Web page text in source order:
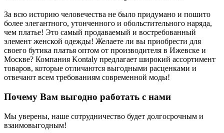
За всю историю человечества не было придумано и пошито
более элегантного, утонченного и обольстительного наряда,
чем платье! Это самый продаваемый и востребованный
элемент женской одежды! Желаете ли вы приобрести для
своего бутика платья оптом от производителя в Ижевске и
Москве? Компания Kontaly предлагает широкий ассортимент
товаров, которые отличаются выгодными расценками и
отвечают всем требованиям современной моды!
Почему Вам выгодно работать с нами
Мы уверены, наше сотрудничество будет долгосрочным и
взаимовыгодным!